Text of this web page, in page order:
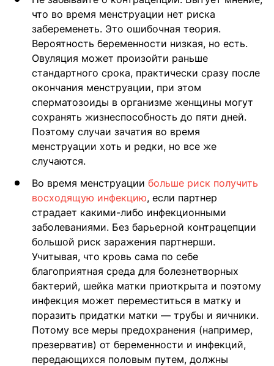
что во время менструации нет риска
забеременеть. Это ошибочная теория.
Вероятность беременности низкая, но есть.
Овуляция может произойти раньше
стандартного срока, практически сразу после
окончания менструации, при этом
сперматозоиды в организме женщины могут
сохранять жизнеспособность до пяти дней.
Поэтому случаи зачатия во время
менструации хоть и редки, но все же
случаются.
Во время менструации больше риск получить
восходящую инфекцию, если партнер
страдает какими-либо инфекционными
заболеваниями. Без барьерной контрацепции
большой риск заражения партнерши.
Учитывая, что кровь сама по себе
благоприятная среда для болезнетворных
бактерий, шейка матки приоткрыта и поэтому
инфекция может переместиться в матку и
поразить придатки матки — трубы и яичники.
Потому все меры предохранения (например,
презерватив) от беременности и инфекций,
передающихся половым путем, должны